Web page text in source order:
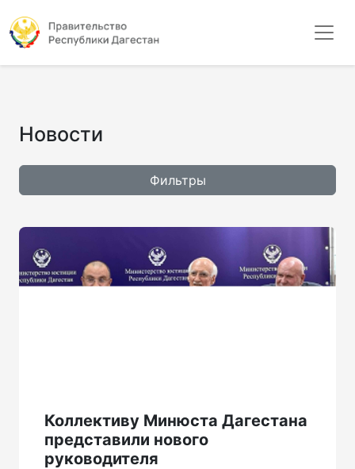
Новости
Фильтры
Применить
Коллективу Минюста Дагестана
представили нового
руководителя